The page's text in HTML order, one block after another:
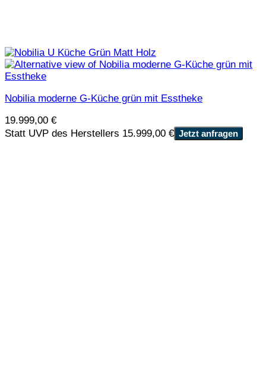
Nobilia moderne G-Küche grün mit Esstheke
19.999,00 €
Statt UVP des Herstellers 15.999,00 € Jetzt anfragen